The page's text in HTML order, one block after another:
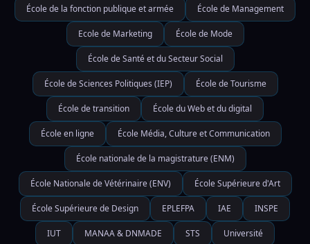
École de la fonction publique et armée École de Management
Ecole de Marketing École de Mode
École de Santé et du Secteur Social
École de Sciences Politiques (IEP) École de Tourisme
École de transition École du Web et du digital
École en ligne École Média, Culture et Communication
École nationale de la magistrature (ENM)
École Nationale de Vétérinaire (ENV) École Supérieure d'Art
École Supérieure de Design EPLEFPA IAE INSPE
IUT MANAA & DNMADE STS Université